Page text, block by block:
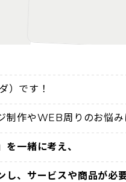
）です！
制作やWEB周りのお悩み
を一緒に考え、
し、サービスや商品が必